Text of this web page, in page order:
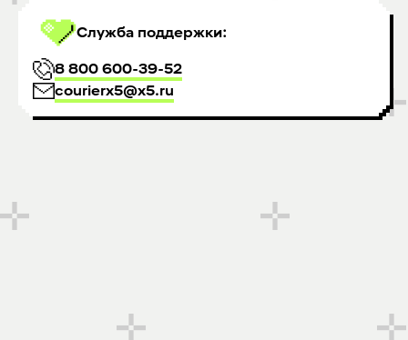
Служба поддержки:
8 800 600-39-52
courierx5@x5.ru